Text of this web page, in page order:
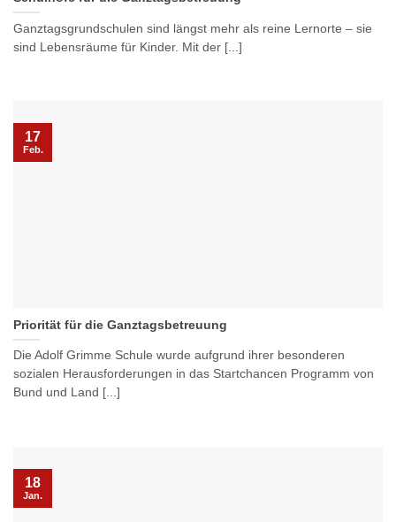
Ganztagsgrundschulen sind längst mehr als reine Lernorte – sie
sind Lebensräume für Kinder. Mit der [...]
Priorität für die Ganztagsbetreuung
Die Adolf Grimme Schule wurde aufgrund ihrer besonderen
sozialen Herausforderungen in das Startchancen Programm von
Bund und Land [...]
17
Feb.
18
Jan.